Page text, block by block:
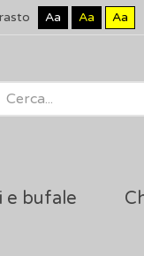
Aa Aa Aa
e bufale